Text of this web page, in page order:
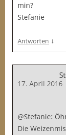
min?
Stefanie
Antworten ↓
17. April 2016
@Stefanie:
Die